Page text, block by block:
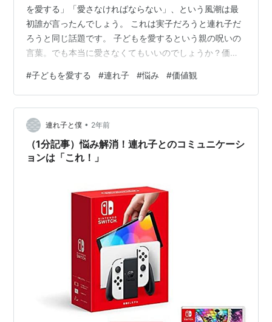
を愛する」「愛さなければならない」、という風潮は最
初誰が言ったんでしょう。 これは実子だろうと連れ子だ
ろうと同じ話題です。 子どもを愛するという親の呪いの
言葉。でも本当に愛さなくてもいいのでしょうか？価値
は、子どもを愛する親の心の内に潜む葛藤や価値観の変
化について探っていきます。 子どもを愛するという呪い
の言葉 「子どもを愛している」という言葉は、多くの親
にとって当たり前のように口にされます。しかし、その
言葉には時に呪いのような効果があることもあります。
なぜなら、親は子どもを愛していなければな…
#子どもを愛する #連れ子 #悩み #価値観
連れ子と僕 • 2年前
（1分記事）悩み解消！連れ子とのコミュニケーシ
ョンは「これ！」